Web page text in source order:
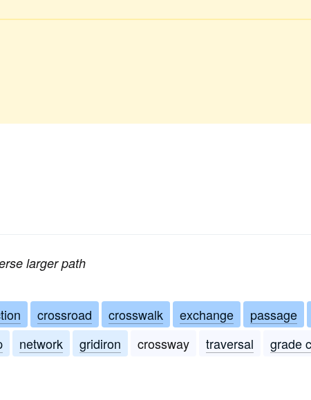
larger path
crossroad crosswalk exchange passage
network gridiron crossway traversal grade